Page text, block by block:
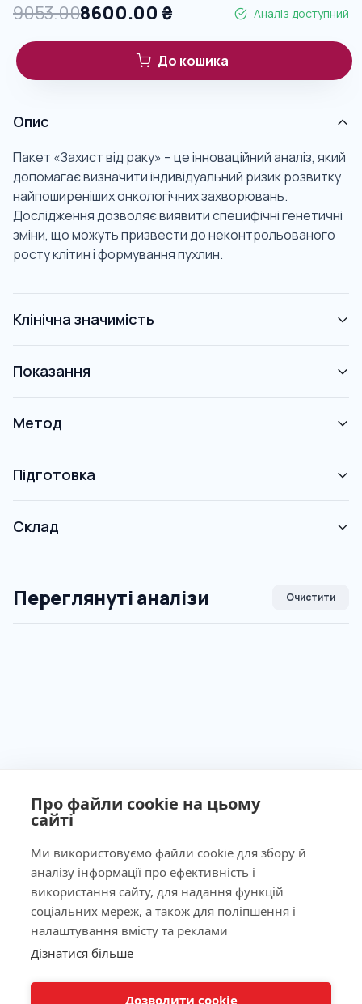
Про файли cookie на цьому
сайті
Ми використовуємо файли cookie для збору й
аналізу інформації про ефективність і
використання сайту, для надання функцій
соціальних мереж, а також для поліпшення і
налаштування вмісту та реклами
Дізнатися більше
Дозволити cookie
9053.008600.00 ₴ Аналіз доступний
До кошика
Опис
Пакет «Захист від раку» – це інноваційний аналіз, який
допомагає визначити індивідуальний ризик розвитку
найпоширеніших онкологічних захворювань.
Дослідження дозволяє виявити специфічні генетичні
зміни, що можуть призвести до неконтрольованого
росту клітин і формування пухлин.
Клінічна значимість
Показання
Метод
Підготовка
Склад
Переглянуті аналізи Очистити
Ліцензія МОЗ України №603260 від 23.09.2011
Наша адреса
КНОПКА